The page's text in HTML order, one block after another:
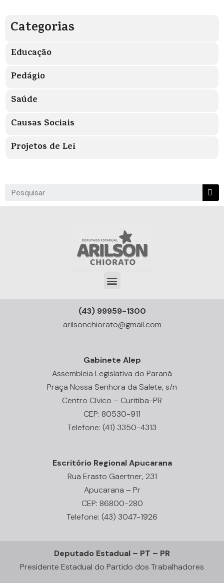
Categorias
Educação
Pedágio
Saúde
Causas Sociais
Projetos de Lei
(43) 99959-1300
arilsonchiorato@gmail.com
Gabinete Alep
Assembleia Legislativa do Paraná
Praça Nossa Senhora da Salete, s/n
Centro Cívico – Curitiba-PR
CEP: 80530-911
Telefone: (41) 3350-4313
Escritório Regional Apucarana
Rua Erasto Gaertner, 231
Apucarana – Pr
CEP: 86800-280
Telefone: (43) 3047-1926
Deputado Estadual – PT – PR
Presidente Estadual do Partido dos Trabalhadores